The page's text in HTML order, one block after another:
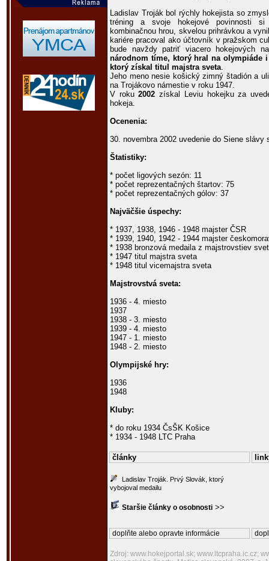
Ladislav Troják bol rýchly hokejista so
tréning a svoje hokejové povinnosti
kombinačnou hrou, skvelou prihrávkou a
kariére pracoval ako účtovník v pražskom
bude navždy patriť viacero hokejových
národnom tíme, ktorý hral na olympiáde
ktorý získal titul majstra sveta.
Jeho meno nesie košický zimný štadión a
na Trojákovo námestie v roku 1947.
V roku2002 získal Leviu hokejku za
hokeja.
Ocenenia:
30. novembra 2002 uvedenie do Siene slávy
Štatistiky:
* počet ligových sezón: 11
* počet reprezentačných štartov: 75
* počet reprezentačných gólov: 37
Najväčšie úspechy:
* 1937, 1938, 1946 - 1948 majster ČSR
* 1939, 1940, 1942 - 1944 majster
* 1938 bronzová medaila z majstrovstiev
* 1947 titul majstra sveta
* 1948 titul vicemajstra sveta
Majstrovstvá sveta:
1936 - 4. miesto
1937
1938 - 3. miesto
1939 - 4. miesto
1947 - 1. miesto
1948 - 2. miesto
Olympijské hry:
1936
1948
Kluby:
* do roku 1934 ČsŠK Košice
* 1934 - 1948 LTC Praha
články
Ladislav Troják. Prvý Slovák, ktorý
vybojoval medailu
Staršie články o osobnosti >>
doplňte alebo opravte informácie
Zdroj: www.hokejportal.sk; www.ltcpraha.ic.cz;